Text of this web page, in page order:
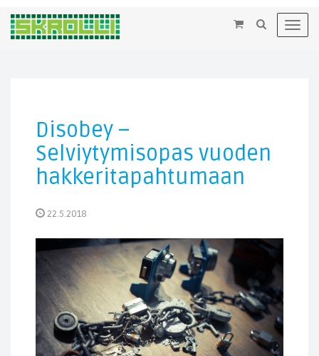
×
Disobey –
Selviytymisopas vuoden
hakkeritapahtumaan
22.5.2018